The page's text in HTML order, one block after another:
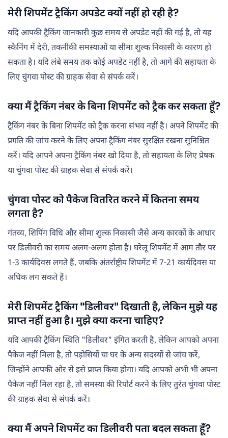
मेरी शिपमेंट ट्रैकिंग अपडेट क्यों नहीं हो रही है?
यदि आपकी ट्रैकिंग जानकारी कुछ समय से अपडेट नहीं की गई है, तो यह
स्कैनिंग में देरी, तकनीकी समस्याओं या सीमा शुल्क निकासी के कारण हो
सकता है। यदि लंबे समय तक कोई अपडेट नहीं है, तो आगे की सहायता के
लिए चुंगवा पोस्ट की ग्राहक सेवा से संपर्क करें।
क्या मैं ट्रैकिंग नंबर के बिना शिपमेंट को ट्रैक कर सकता हूँ?
ट्रैकिंग नंबर के बिना शिपमेंट को ट्रैक करना संभव नहीं है। अपने शिपमेंट की
प्रगति की जांच करने के लिए अपना ट्रैकिंग नंबर सुरक्षित रखना सुनिश्चित
करें। यदि आपने अपना ट्रैकिंग नंबर खो दिया है, तो सहायता के लिए प्रेषक
या चुंगवा पोस्ट की ग्राहक सेवा से संपर्क करें।
चुंगवा पोस्ट को पैकेज वितरित करने में कितना समय
लगता है?
गंतव्य, शिपिंग विधि और सीमा शुल्क निकासी जैसे अन्य कारकों के आधार
पर डिलीवरी का समय अलग-अलग होता है। घरेलू शिपमेंट में आम तौर पर
1-3 कार्यदिवस लगते हैं, जबकि अंतर्राष्ट्रीय शिपमेंट में 7-21 कार्यदिवस या
अधिक लग सकते हैं।
मेरी शिपमेंट ट्रैकिंग "डिलीवर" दिखाती है, लेकिन मुझे यह
प्राप्त नहीं हुआ है। मुझे क्या करना चाहिए?
यदि आपकी ट्रैकिंग स्थिति "डिलीवर" इंगित करती है, लेकिन आपको अपना
पैकेज नहीं मिला है, तो पड़ोसियों या घर के अन्य सदस्यों से जांच करें,
जिन्होंने आपकी ओर से इसे प्राप्त किया होगा। यदि आपको अभी भी अपना
पैकेज नहीं मिल रहा है, तो समस्या की रिपोर्ट करने के लिए तुरंत चुंगवा पोस्ट
की ग्राहक सेवा से संपर्क करें।
क्या मैं अपने शिपमेंट का डिलीवरी पता बदल सकता हूँ?